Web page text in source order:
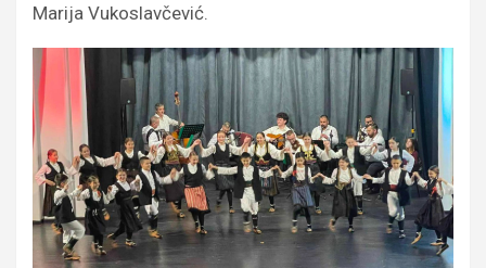
Marija Vukoslavčević.